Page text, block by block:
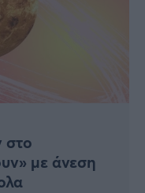
στο
με άνεση